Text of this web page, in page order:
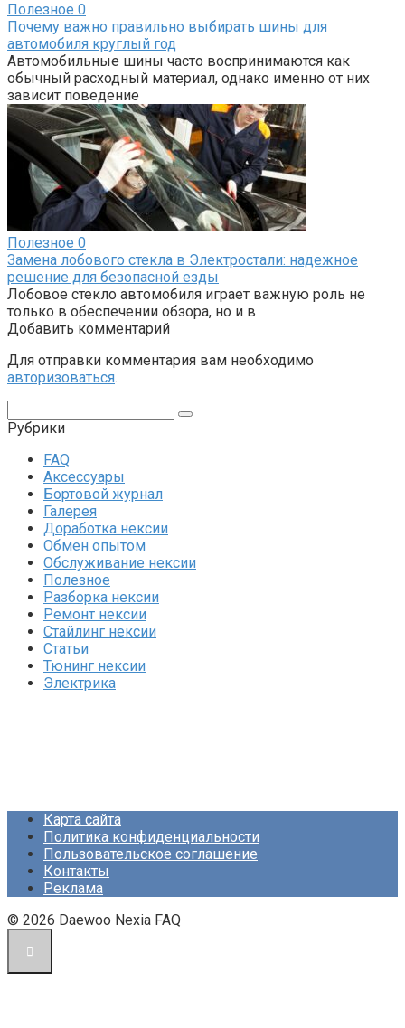
Полезное 0
Почему важно правильно выбирать шины для
автомобиля круглый год
Автомобильные шины часто воспринимаются как
обычный расходный материал, однако именно от них
зависит поведение
Полезное 0
Замена лобового стекла в Электростали: надежное
решение для безопасной езды
Лобовое стекло автомобиля играет важную роль не
только в обеспечении обзора, но и в
Добавить комментарий
Для отправки комментария вам необходимо
авторизоваться.
Рубрики
FAQ
Аксессуары
Бортовой журнал
Галерея
Доработка нексии
Обмен опытом
Обслуживание нексии
Полезное
Разборка нексии
Ремонт нексии
Стайлинг нексии
Статьи
Тюнинг нексии
Электрика
Карта сайта
Политика конфиденциальности
Пользовательское соглашение
Контакты
Реклама
© 2026 Daewoo Nexia FAQ